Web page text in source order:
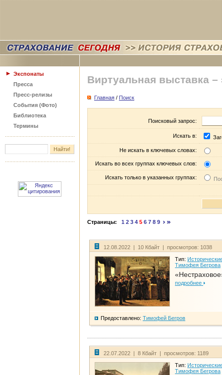
Экспонаты
Пресса
Пресс-релизы
События (Фото)
Библиотека
Термины
Виртуальная выставка –
Главная / Поиск
Поисковый запрос:
Искать в:
Не искать в ключевых словах:
Искать во всех группах ключевых слов:
Искать только в указанных группах:
Страницы: 1 2 3 4 5 6 7 8 9
12.08.2022 | 10 Кбайт | просмотров: 1038
Тип:
Тимофея Бегрова
подробнее
Предоставлено: Тимофей Бегров
22.07.2022 | 8 Кбайт | просмотров: 1189
Тип:
Тимофея Бегрова